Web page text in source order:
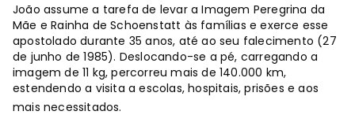
João assume a tarefa de levar a Imagem Peregrina da
Mãe e Rainha de Schoenstatt às famílias e exerce esse
apostolado durante 35 anos, até ao seu falecimento (27
de junho de 1985). Deslocando-se a pé, carregando a
imagem de 11 kg, percorreu mais de 140.000 km,
estendendo a visita a escolas, hospitais, prisões e aos
mais necessitados.